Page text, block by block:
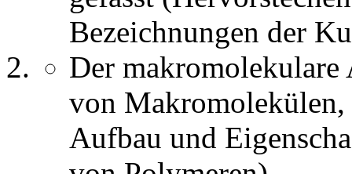
Bezeichnungen der
Der
von
Aufbau und